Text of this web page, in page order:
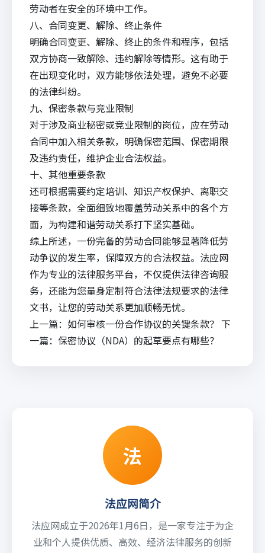
劳动者在安全的环境中工作。
八、合同变更、解除、终止条件
明确合同变更、解除、终止的条件和程序，包括
双方协商一致解除、违约解除等情形。这有助于
在出现变化时，双方能够依法处理，避免不必要
的法律纠纷。
九、保密条款与竞业限制
对于涉及商业秘密或竞业限制的岗位，应在劳动
合同中加入相关条款，明确保密范围、保密期限
及违约责任，维护企业合法权益。
十、其他重要条款
还可根据需要约定培训、 知识产权保护、离职交
接等条款，全面细致地覆盖劳动关系中的各个方
面，为构建和谐劳动关系打下坚实基础。
综上所述，一份完备的劳动合同能够显著降低劳
动争议的发生率，保障双方的合法权益。 法应网
作为专业的法律服务平台，不仅提供法律咨询服
务，还能为您量身定制符合法律法规要求的法律
文书，让您的劳动关系更加顺畅无忧。
上一篇： 如何审核一份合作协议的关键条款？ 下
一篇： 保密协议（NDA）的起草要点有哪些？
法
法应网简介
法应网成立于2026年1月6日，是一家专注于为企
业和个人提供优质、高效、经济法律服务的创新